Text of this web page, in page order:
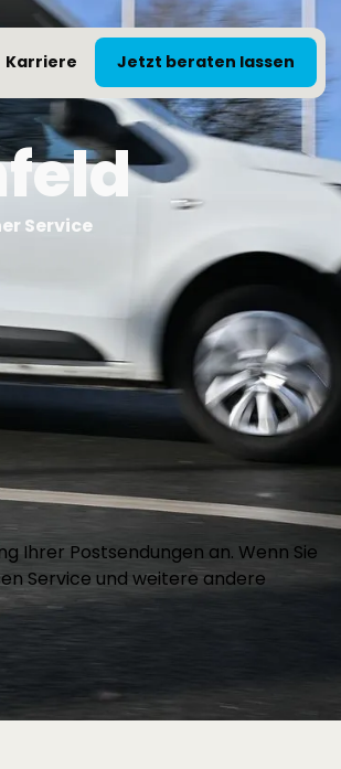
Karriere Jetzt beraten lassen
Service
Ihrer Postsendungen an. Wenn Sie
Service und weitere andere